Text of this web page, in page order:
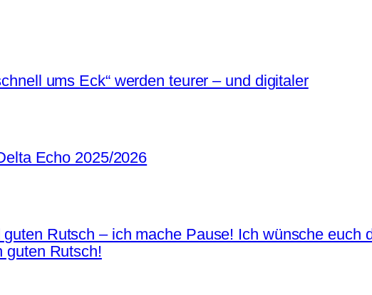
ums Eck“ werden teurer – und digitaler
Echo 2025/2026
Rutsch – ich mache Pause! Ich wünsche euch
guten Rutsch!